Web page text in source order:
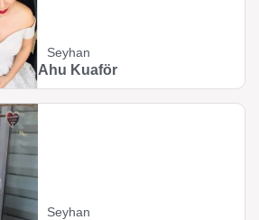
Seyhan
Ahu Kuaför
Seyhan